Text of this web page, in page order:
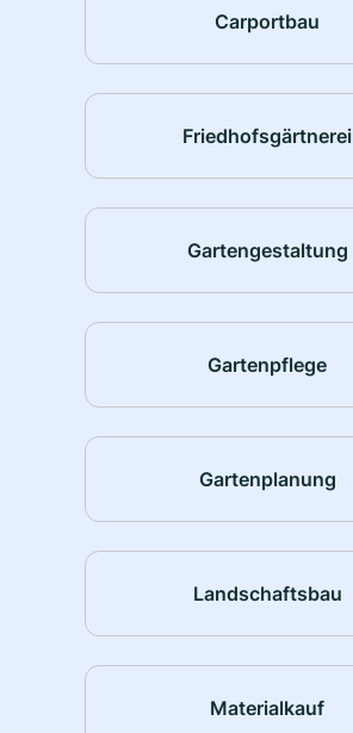
Carportbau
Friedhofsgärtnerei
Gartengestaltung
Gartenpflege
Gartenplanung
Landschaftsbau
Materialkauf